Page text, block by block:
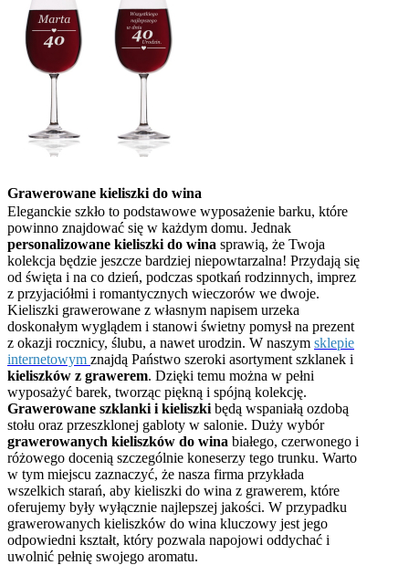
Grawerowane kieliszki do wina
Eleganckie szkło to podstawowe wyposażenie barku, które
powinno znajdować się w każdym domu. Jednak
personalizowane kieliszki do wina sprawią, że Twoja
kolekcja będzie jeszcze bardziej niepowtarzalna! Przydają się
od święta i na co dzień, podczas spotkań rodzinnych, imprez
z przyjaciółmi i romantycznych wieczorów we dwoje.
Kieliszki grawerowane z własnym napisem urzeka
doskonałym wyglądem i stanowi świetny pomysł na prezent
z okazji rocznicy, ślubu, a nawet urodzin. W naszym sklepie
internetowym znajdą Państwo szeroki asortyment szklanek i
kieliszków z grawerem. Dzięki temu można w pełni
wyposażyć barek, tworząc piękną i spójną kolekcję.
Grawerowane szklanki i kieliszki będą wspaniałą ozdobą
stołu oraz przeszklonej gabloty w salonie. Duży wybór
grawerowanych kieliszków do wina białego, czerwonego i
różowego docenią szczególnie koneserzy tego trunku. Warto
w tym miejscu zaznaczyć, że nasza firma przykłada
wszelkich starań, aby kieliszki do wina z grawerem, które
oferujemy były wyłącznie najlepszej jakości. W przypadku
grawerowanych kieliszków do wina kluczowy jest jego
odpowiedni kształt, który pozwala napojowi oddychać i
uwolnić pełnię swojego aromatu.